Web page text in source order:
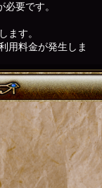
必要です。
ます。
用料金が発生しま